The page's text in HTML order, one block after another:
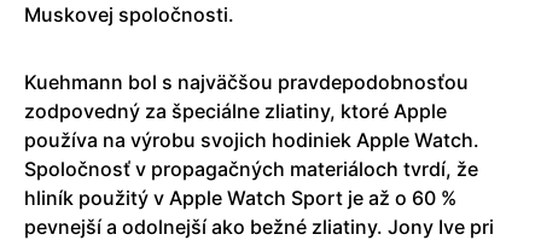
Muskovej spoločnosti.
Kuehmann bol s najväčšou pravdepodobnosťou
zodpovedný za špeciálne zliatiny, ktoré Apple
používa na výrobu svojich hodiniek Apple Watch.
Spoločnosť v propagačných materiáloch tvrdí, že
hliník použitý v Apple Watch Sport je až o 60 %
pevnejší a odolnejší ako bežné zliatiny. Jony Ive pri